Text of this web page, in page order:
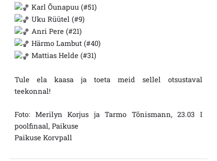
Karl Õunapuu (#51)
Uku Rüütel (#9)
Anri Pere (#21)
Härmo Lambut (#40)
Mattias Helde (#31)
Tule ela kaasa ja toeta meid sellel otsustaval
teekonnal!
Foto: Merilyn Korjus ja Tarmo Tõnismann, 23.03 I
poolfinaal, Paikuse
Paikuse Korvpall